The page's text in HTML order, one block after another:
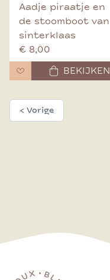
Aadje piraatje en
de stoomboot van
sinterklaas
€ 8,00
BEKIJKEN
< Vorige